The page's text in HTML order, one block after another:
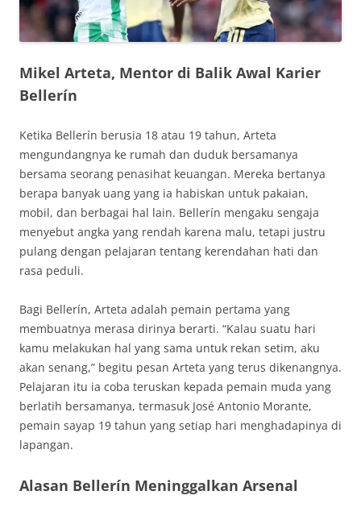
Mikel Arteta, Mentor di Balik Awal Karier
Bellerín
Ketika Bellerín berusia 18 atau 19 tahun, Arteta
mengundangnya ke rumah dan duduk bersamanya
bersama seorang penasihat keuangan. Mereka bertanya
berapa banyak uang yang ia habiskan untuk pakaian,
mobil, dan berbagai hal lain. Bellerín mengaku sengaja
menyebut angka yang rendah karena malu, tetapi justru
pulang dengan pelajaran tentang kerendahan hati dan
rasa peduli.
Bagi Bellerín, Arteta adalah pemain pertama yang
membuatnya merasa dirinya berarti. “Kalau suatu hari
kamu melakukan hal yang sama untuk rekan setim, aku
akan senang,” begitu pesan Arteta yang terus dikenangnya.
Pelajaran itu ia coba teruskan kepada pemain muda yang
berlatih bersamanya, termasuk José Antonio Morante,
pemain sayap 19 tahun yang setiap hari menghadapinya di
lapangan.
Alasan Bellerín Meninggalkan Arsenal